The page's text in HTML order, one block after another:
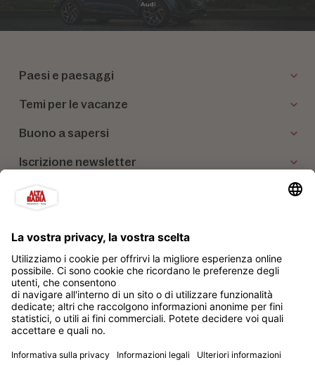
Paesi e paesaggi
Temi per le vacanze
Buono a sapersi
Iscrizione newsletter
I nostri partner